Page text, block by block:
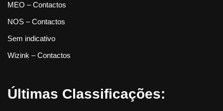
MEO – Contactos
NOS – Contactos
Sem indicativo
Wizink – Contactos
Últimas Classificações: